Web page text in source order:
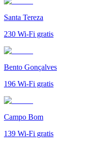
Santa Tereza
230 Wi-Fi gratis
Bento Gonçalves
196 Wi-Fi gratis
Campo Bom
139 Wi-Fi gratis